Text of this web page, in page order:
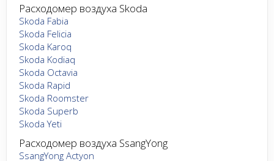
Расходомер воздуха Skoda
Skoda Fabia
Skoda Felicia
Skoda Karoq
Skoda Kodiaq
Skoda Octavia
Skoda Rapid
Skoda Roomster
Skoda Superb
Skoda Yeti
Расходомер воздуха SsangYong
SsangYong Actyon